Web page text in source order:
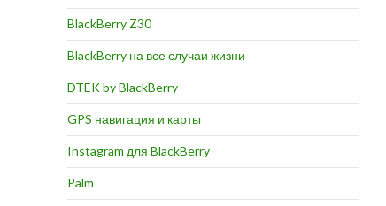
BlackBerry Z30
BlackBerry на все случаи жизни
DTEK by BlackBerry
GPS навигация и карты
Instagram для BlackBerry
Palm